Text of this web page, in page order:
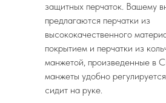
защитных перчаток. Вашему
предлагаются перчатки из
высококачественного
покрытием и перчатки из
манжетой, произведенные в
манжеты удобно
сидит на руке.